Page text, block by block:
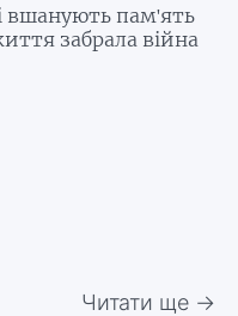
вшанують пам'ять
забрала війна
Читати ще →